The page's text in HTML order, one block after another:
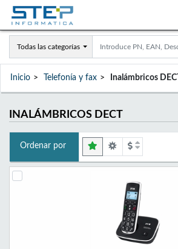
Todas las categorías
Inicio Telefonía y fax Inalámbricos DECT
INALÁMBRICOS DECT
Ordenar por